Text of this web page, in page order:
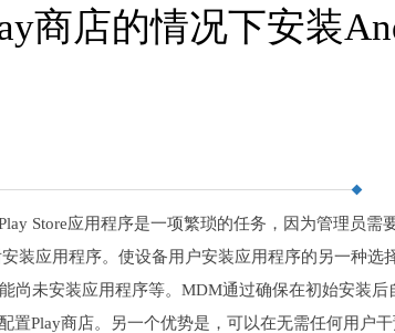
商店的情况下安装
Store应用程序是一项繁琐的任务，因为管理员需
装应用程序。使设备用户安装应用程序的另一种选
尚未安装应用程序等。MDM通过确保在初始安装后
置Play商店。另一个优势是，可以在无需任何用户